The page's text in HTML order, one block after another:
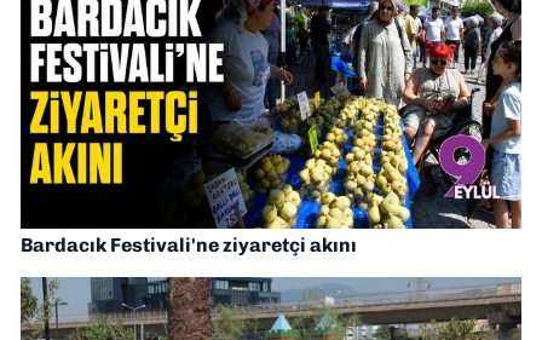
Bardacık Festivali'ne ziyaretçi akını